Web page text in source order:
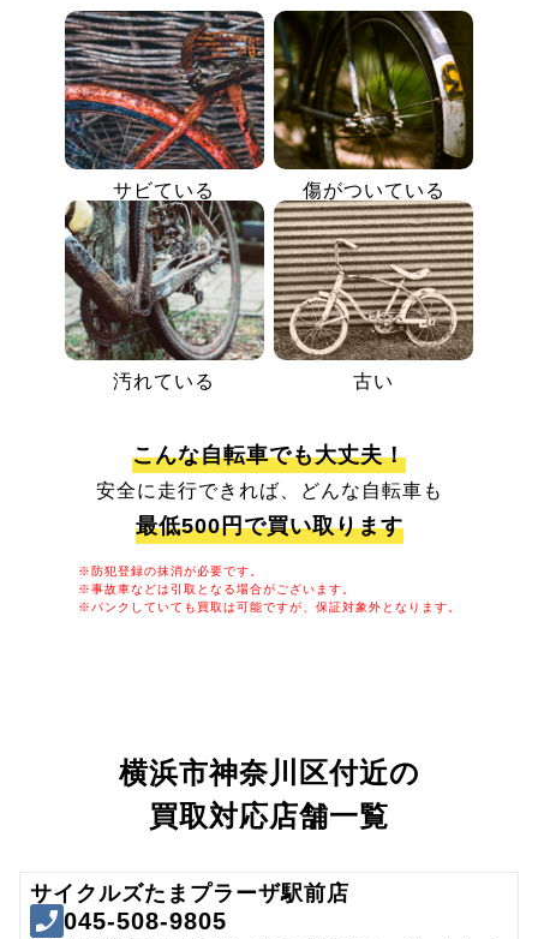
サビている 傷がついている
汚れている 古い
こんな自転車でも大丈夫！
安全に走行できれば、どんな自転車も
最低500円で買い取ります
※防犯登録の抹消が必要です。
※事故車などは引取となる場合がございます。
※パンクしていても買取は可能ですが、保証対象外となります。
横浜市神奈川区付近の
買取対応店舗一覧
サイクルズたまプラーザ駅前店
045-508-9805